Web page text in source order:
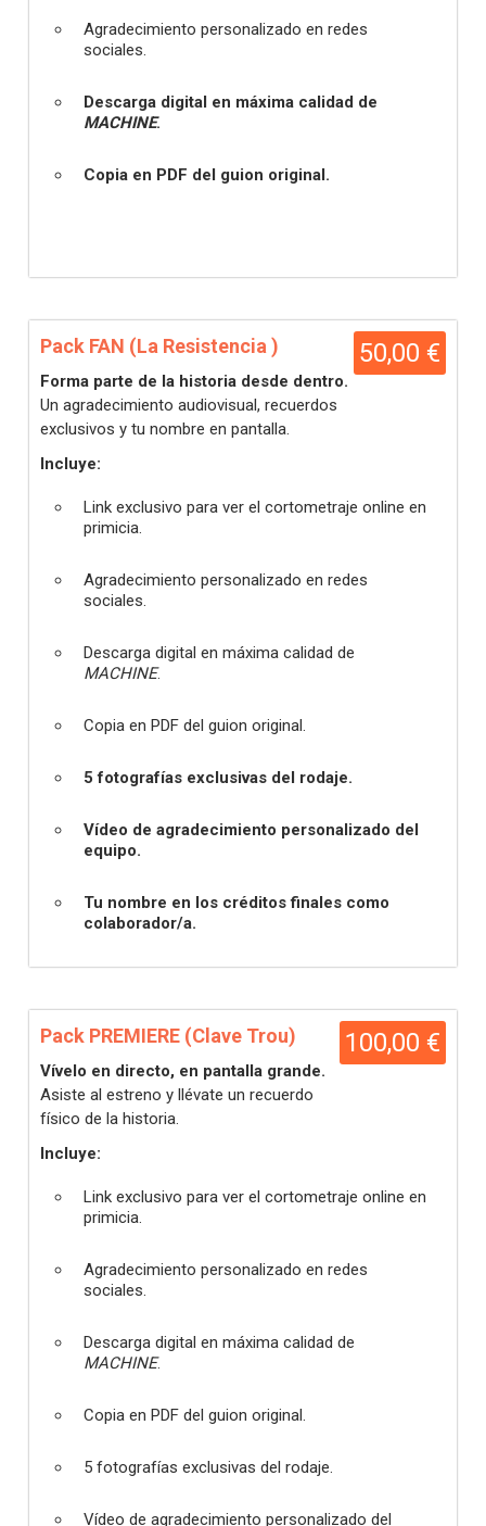
Agradecimiento personalizado en redes
sociales.
Descarga digital en máxima calidad de
MACHINE.
Copia en PDF del guion original.
50,00 €
Pack FAN (La Resistencia )
Forma parte de la historia desde dentro.
Un agradecimiento audiovisual, recuerdos
exclusivos y tu nombre en pantalla.
Incluye:
Link exclusivo para ver el cortometraje online en
primicia.
Agradecimiento personalizado en redes
sociales.
Descarga digital en máxima calidad de
MACHINE.
Copia en PDF del guion original.
5 fotografías exclusivas del rodaje.
Vídeo de agradecimiento personalizado del
equipo.
Tu nombre en los créditos finales como
colaborador/a.
100,00 €
Pack PREMIERE (Clave Trou)
Vívelo en directo, en pantalla grande.
Asiste al estreno y llévate un recuerdo
físico de la historia.
Incluye:
Link exclusivo para ver el cortometraje online en
primicia.
Agradecimiento personalizado en redes
sociales.
Descarga digital en máxima calidad de
MACHINE.
Copia en PDF del guion original.
5 fotografías exclusivas del rodaje.
Vídeo de agradecimiento personalizado del